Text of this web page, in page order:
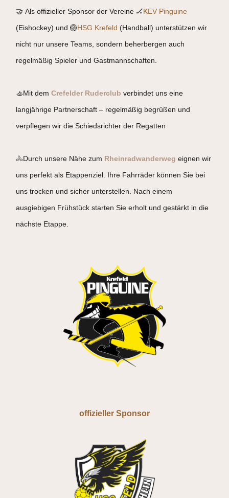
🤝 Als offizieller Sponsor der Vereine 🏒KEV Pinguine
(Eishockey) und 🏐HSG Krefeld (Handball) unterstützen wir
nicht nur unsere Teams, sondern beherbergen auch
regelmäßig Spieler und Gastmannschaften.
🚣Mit dem Crefelder Ruderclub verbindet uns eine
langjährige Partnerschaft – regelmäßig begrüßen und
verpflegen wir die Schiedsrichter der Regatten
🚴Durch unsere Nähe zum Rheinradwanderweg eignen wir
uns perfekt als Etappenziel. Ihre Fahrräder können Sie bei
uns trocken und sicher unterstellen. Nach einem
ausgiebigen Frühstück starten Sie erholt und gestärkt in die
nächste Etappe.
offizieller Sponsor